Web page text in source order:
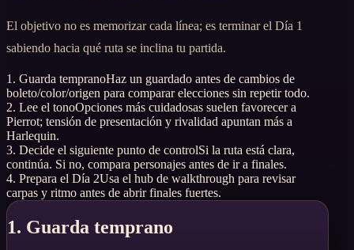
El objetivo no es memorizar cada línea; es terminar el Día 1
sabiendo hacia qué ruta se inclina tu partida.
1. Guarda tempranoHaz un guardado antes de cambios de
boleto/color/origen para comparar elecciones sin repetir todo.
2. Lee el tonoOpciones más cuidadosas suelen favorecer a
Pierrot; tensión de presentación y rivalidad apuntan más a
Harlequin.
3. Decide el siguiente punto de controlSi la ruta está clara,
continúa. Si no, compara personajes antes de ir a finales.
4. Prepara el Día 2Usa el hub de walkthrough para revisar
carpas y ritmo antes de abrir finales fuertes.
1. Guarda temprano